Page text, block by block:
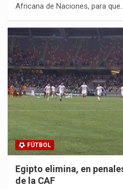
Africana de Naciones, para
FÚTBOL
Egipto elimina, en
de la CAF